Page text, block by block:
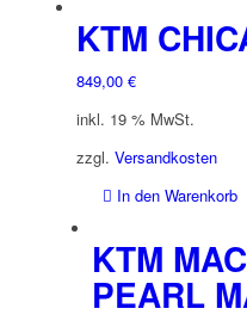
KTM
849,00 €
inkl. 19 % MwSt.
zzgl. Versandkosten
In den Warenkorb
KTM
PEARL